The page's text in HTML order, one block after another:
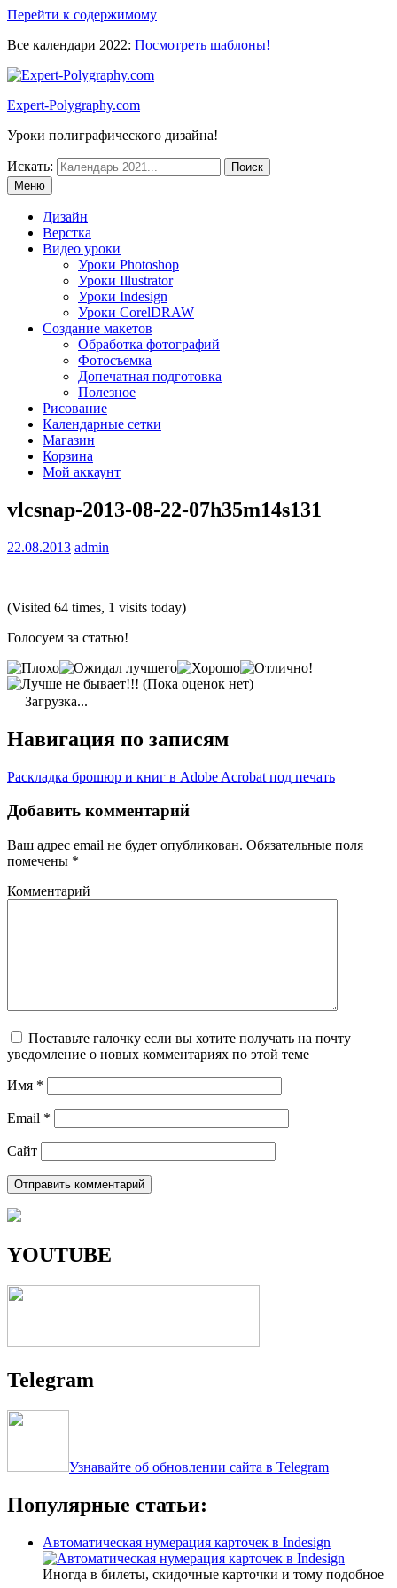
Перейти к содержимому
Все календари 2022: Посмотреть шаблоны!
Expert-Polygraphy.com
Уроки полиграфического дизайна!
Искать:
Меню
Дизайн
Верстка
Видео уроки
Уроки Photoshop
Уроки Illustrator
Уроки Indesign
Уроки CorelDRAW
Создание макетов
Обработка фотографий
Фотосъемка
Допечатная подготовка
Полезное
Рисование
Календарные сетки
Магазин
Корзина
Мой аккаунт
vlcsnap-2013-08-22-07h35m14s131
22.08.2013 admin
(Visited 64 times, 1 visits today)
Голосуем за статью!
(Пока оценок нет)
Загрузка...
Навигация по записям
Раскладка брошюр и книг в Adobe Acrobat под печать
Добавить комментарий
Ваш адрес email не будет опубликован. Обязательные поля
помечены *
Комментарий
Поставьте галочку если вы хотите получать на почту
уведомление о новых комментариях по этой теме
Имя *
Email *
Сайт
YOUTUBE
Telegram
Узнавайте об обновлении сайта в Telegram
Популярные статьи:
Автоматическая нумерация карточек в Indesign
Иногда в билеты, скидочные карточки и тому подобное